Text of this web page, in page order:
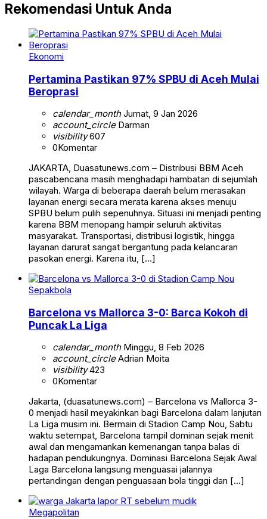
Rekomendasi Untuk Anda
Ekonomi
Pertamina Pastikan 97% SPBU di Aceh Mulai
Beroprasi
calendar_monthJumat, 9 Jan 2026
account_circleDarman
visibility607
0Komentar
JAKARTA, Duasatunews.com – Distribusi BBM Aceh
pascabencana masih menghadapi hambatan di sejumlah
wilayah. Warga di beberapa daerah belum merasakan
layanan energi secara merata karena akses menuju
SPBU belum pulih sepenuhnya. Situasi ini menjadi penting
karena BBM menopang hampir seluruh aktivitas
masyarakat. Transportasi, distribusi logistik, hingga
layanan darurat sangat bergantung pada kelancaran
pasokan energi. Karena itu, […]
Sepakbola
Barcelona vs Mallorca 3-0: Barca Kokoh di
Puncak La Liga
calendar_monthMinggu, 8 Feb 2026
account_circleAdrian Moita
visibility423
0Komentar
Jakarta, (duasatunews.com) – Barcelona vs Mallorca 3-
0 menjadi hasil meyakinkan bagi Barcelona dalam lanjutan
La Liga musim ini. Bermain di Stadion Camp Nou, Sabtu
waktu setempat, Barcelona tampil dominan sejak menit
awal dan mengamankan kemenangan tanpa balas di
hadapan pendukungnya. Dominasi Barcelona Sejak Awal
Laga Barcelona langsung menguasai jalannya
pertandingan dengan penguasaan bola tinggi dan […]
Megapolitan